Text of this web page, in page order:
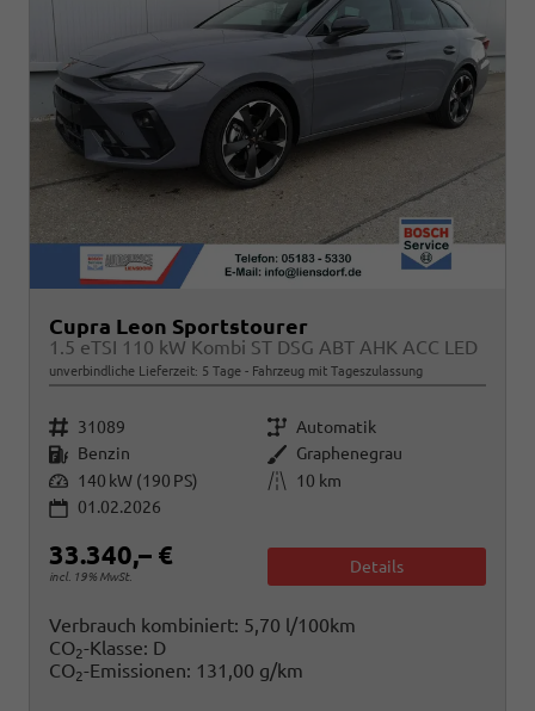
Cupra Leon Sportstourer
1.5 eTSI 110 kW Kombi ST DSG ABT AHK ACC LED
unverbindliche Lieferzeit: 5 Tage Fahrzeug mit Tageszulassung
Fahrzeugnr. 31089 Getriebe Automatik
Kraftstoff Benzin Außenfarbe Graphenegrau
Leistung 140 kW (190 PS) Kilometerstand
10 km
01.02.2026
33.340,– €
incl. 19% MwSt.
Details
Verbrauch kombiniert: 5,70 l/100km
CO2-Klasse: D
CO2-Emissionen: 131,00 g/km